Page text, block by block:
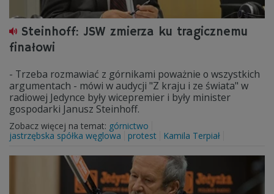
Steinhoff: JSW zmierza ku tragicznemu
finałowi
- Trzeba rozmawiać z górnikami poważnie o wszystkich
argumentach - mówi w audycji "Z kraju i ze świata" w
radiowej Jedynce były wicepremier i były minister
gospodarki Janusz Steinhoff.
Zobacz więcej na temat: górnictwo
jastrzębska spółka węglowa
protest Kamila Terpiał